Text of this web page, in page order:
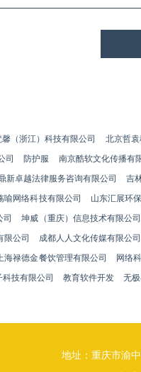
馨（浙江）科技有限公司 北京哲袁
司 防护服 南京酷软文化传播有
新卓越法律服务咨询有限公司 吉
喻网络科技有限公司 山东汇展环
司 坤威（重庆）信息技术有限公司
限公司 成都人人文化传媒有限公司
海禄德金餐饮管理有限公司 网络
技有限公司 教育软件开发 无
地址：重庆市渝